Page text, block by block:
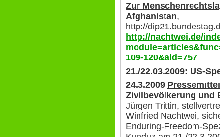
Zur
Afghanistan,
http://
http://nachtwei.de/
109-120&aid=757
21./22.03.2009: US-
24.3.2009
Zivilbevölkerung und
Jürgen Trittin,
Winfried Nachtwei,
Enduring-Freedom-